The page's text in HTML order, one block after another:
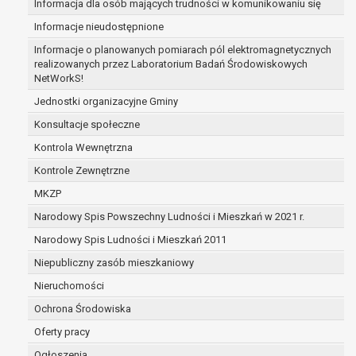
Informacja dla osób mających trudności w komunikowaniu się
Informacje nieudostępnione
Informacje o planowanych pomiarach pól elektromagnetycznych
realizowanych przez Laboratorium Badań Środowiskowych
NetWorkS!
Jednostki organizacyjne Gminy
Konsultacje społeczne
Kontrola Wewnętrzna
Kontrole Zewnętrzne
MKZP
Narodowy Spis Powszechny Ludności i Mieszkań w 2021 r.
Narodowy Spis Ludności i Mieszkań 2011
Niepubliczny zasób mieszkaniowy
Nieruchomości
Ochrona Środowiska
Oferty pracy
zabezpieczenia ewentualnych roszczeń, a w
przypadku wyrażenia zgody na przetwarzanie
danych po zakończeniu i rozliczeniu umowy, do
czasu wycofania tej zgody.
Ponadto w przypadku umów o dofinansowanie
dane osobowe od momentu pozyskania
przechowywane są przez okres wynikający z
umowy o dofinansowanie zawartej między
beneficjentem a określoną instytucją, trwałości
danego projektu i konieczności zachowania
dokumentacji projektu do celów kontrolnych.
W związku z przetwarzaniem przez
administratora danych osobowych przysługuje
Pani/Panu:
prawo dostępu do treści danych oraz
otrzymywania ich kopii na podstawie art. 15
RODO;
prawo do żądania sprostowania danych na
w przypadku gdy: